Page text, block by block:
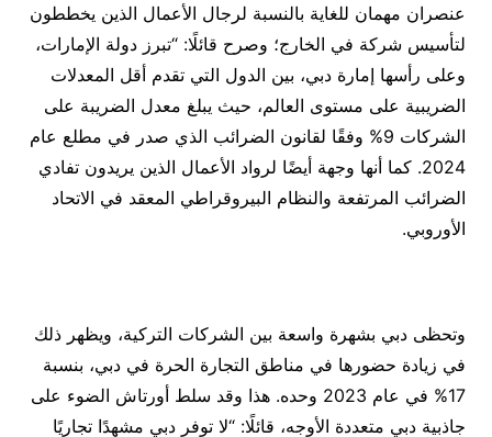
عنصران مهمان للغاية بالنسبة لرجال الأعمال الذين يخططون
لتأسيس شركة في الخارج؛ وصرح قائلًا: “تبرز دولة الإمارات،
وعلى رأسها إمارة دبي، بين الدول التي تقدم أقل المعدلات
الضريبية على مستوى العالم، حيث يبلغ معدل الضريبة على
الشركات 9% وفقًا لقانون الضرائب الذي صدر في مطلع عام
2024. كما أنها وجهة أيضًا لرواد الأعمال الذين يريدون تفادي
الضرائب المرتفعة والنظام البيروقراطي المعقد في الاتحاد
الأوروبي.
وتحظى دبي بشهرة واسعة بين الشركات التركية، ويظهر ذلك
في زيادة حضورها في مناطق التجارة الحرة في دبي، بنسبة
17% في عام 2023 وحده. هذا وقد سلط أورتاش الضوء على
جاذبية دبي متعددة الأوجه، قائلًا: “لا توفر دبي مشهدًا تجاريًا